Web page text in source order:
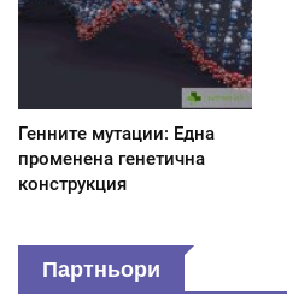
Генните мутации: Една
променена генетична
конструкция
Партньори